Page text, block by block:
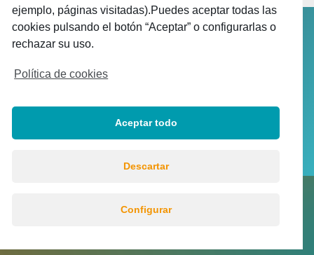
ejemplo, páginas visitadas).Puedes aceptar todas las
cookies pulsando el botón “Aceptar” o configurarlas o
rechazar su uso.
Política de cookies
Aceptar todo
Descartar
Configurar
© UNFEAC 2021 |Política de privacidad